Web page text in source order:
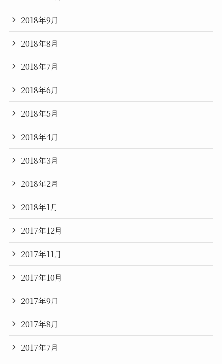
2018年9月
2018年8月
2018年7月
2018年6月
2018年5月
2018年4月
2018年3月
2018年2月
2018年1月
2017年12月
2017年11月
2017年10月
2017年9月
2017年8月
2017年7月